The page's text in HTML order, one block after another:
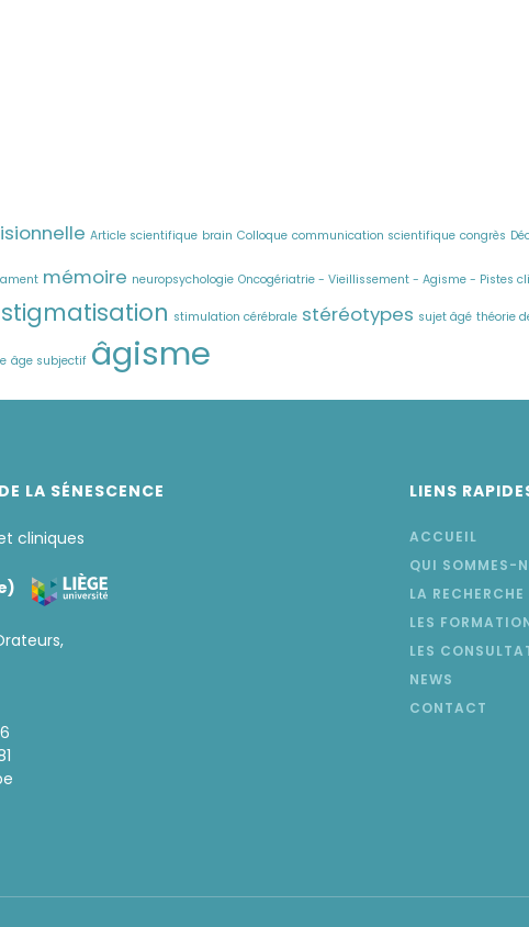
Article scientifique brain Colloque communication scientifique congrès
mémoire neuropsychologie Oncogériatrie - Vieillissement - Agisme - Pistes
stigmatisation stimulation cérébrale stéréotypes sujet âgé théorie
âge subjectif âgisme
LA SÉNESCENCE
cliniques
LIENS
ACCUEIL
QUI SOMMES-
LA RECHERCHE
LES
LES
NEWS
CONTACT